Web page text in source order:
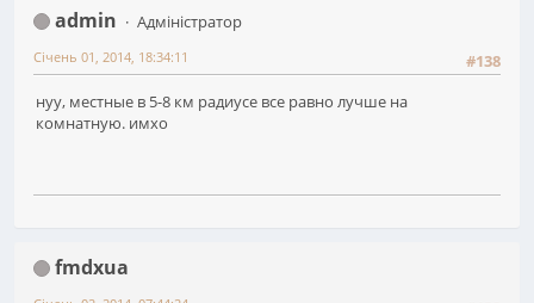
admin
Адміністратор
#138
Січень 01, 2014, 18:34:11
нуу, местные в 5-8 км радиусе все равно лучше на
комнатную. имхо
fmdxua